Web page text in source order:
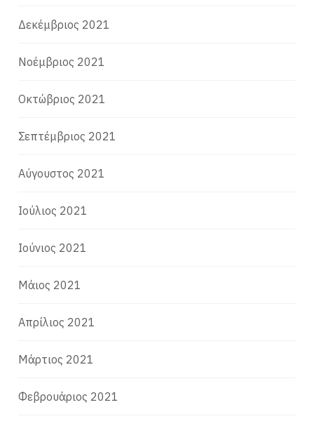
Δεκέμβριος 2021
Νοέμβριος 2021
Οκτώβριος 2021
Σεπτέμβριος 2021
Αύγουστος 2021
Ιούλιος 2021
Ιούνιος 2021
Μάιος 2021
Απρίλιος 2021
Μάρτιος 2021
Φεβρουάριος 2021